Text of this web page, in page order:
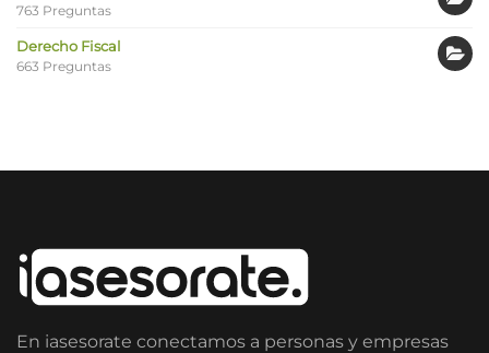
763 Preguntas
Derecho Fiscal
663 Preguntas
En iasesorate conectamos a personas y empresas